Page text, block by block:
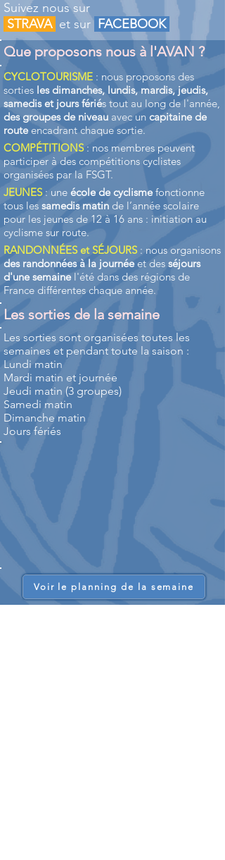
Suivez nous sur
STRAVA et sur FACEBOOK
Que proposons nous à l'AVAN ?
CYCLOTOURISME : nous proposons des
sorties les dimanches, lundis, mardis, jeudis,
samedis et jours fériés tout au long de l'année,
des groupes de niveau avec un capitaine de
route encadrant chaque sortie.
COMPÉTITIONS : nos membres peuvent
participer à des compétitions cyclistes
organisées par la FSGT.
JEUNES : une école de cyclisme fonctionne
tous les samedis matin de l’année scolaire
pour les jeunes de 12 à 16 ans : initiation au
cyclisme sur route.
RANDONNÉES et SÉJOURS : nous organisons
des randonnées à la journée et des séjours
d'une semainel'été dans des régions de
France différentes chaque année.
Les sorties de la semaine
Les sorties sont organisées toutes les
semaines et pendant toute la saison :
Lundi matin
Mardi matin et journée
Jeudi matin (3 groupes)
Samedi matin
Dimanche matin
Jours fériés
Voir le planning de la semaine